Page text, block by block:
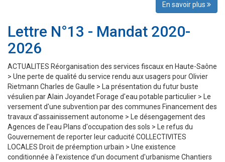
En savoir plus
Lettre N°13 - Mandat 2020-
2026
ACTUALITES Réorganisation des services fiscaux en Haute-Saône
> Une perte de qualité du service rendu aux usagers pour Olivier
Rietmann Charles de Gaulle > La présentation du futur buste
vésulien par Alain Joyandet Forage d'eau potable particulier > Le
versement d'une subvention par des communes Financement des
travaux d'assainissement autonome > Le désengagement des
Agences de l'eau Plans d'occupation des sols > Le refus du
Gouvernement de reporter leur caducité COLLECTIVITES
LOCALES Droit de préemption urbain > Une existence
conditionnée à l'existence d'un document d'urbanisme Chantiers